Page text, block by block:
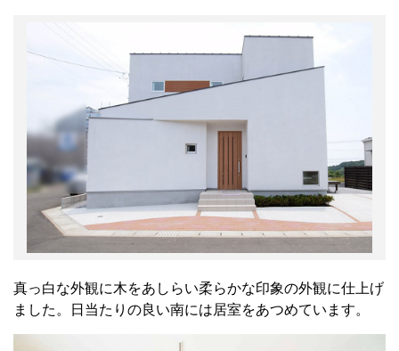
真っ白な外観に木をあしらい柔らかな印象の外観に仕上げ
ました。日当たりの良い南には居室をあつめています。